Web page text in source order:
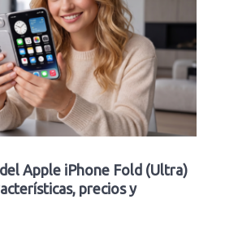
Apple iPhone Fold (Ultra)
precios y